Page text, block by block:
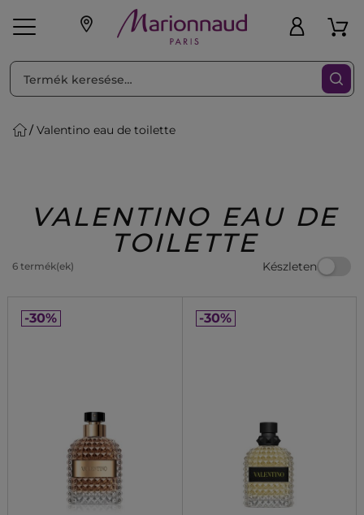
Parfüm
Beauty
Valentino eau de toilette
VALENTINO EAU DE
TOILETTE
6 termék(ek) Készleten
RENDEZéS Szűrő
-30% -30%